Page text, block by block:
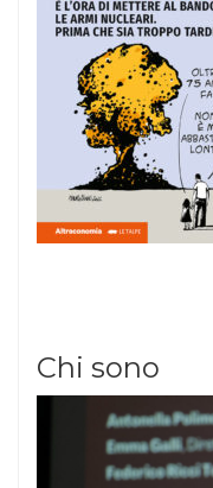
Chi sono